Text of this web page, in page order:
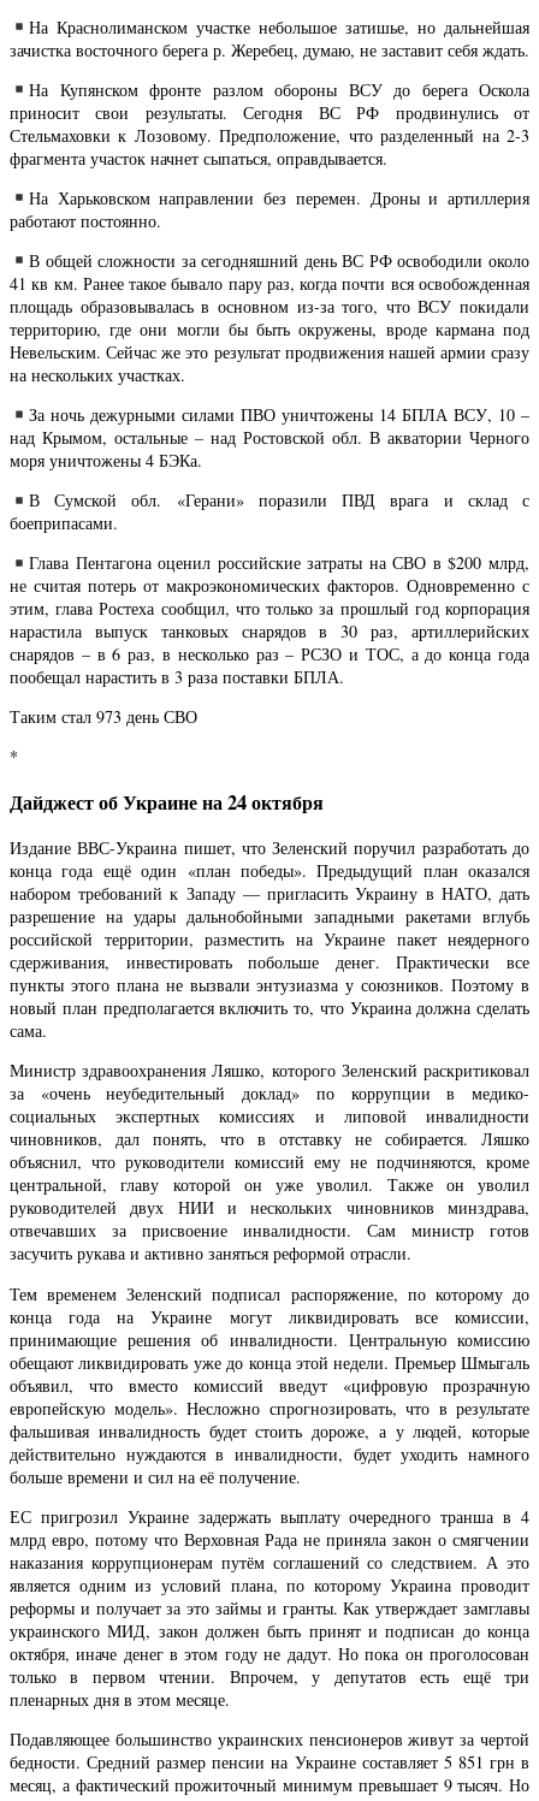
На Краснолиманском участке небольшое затишье, но дальнейшая
зачистка восточного берега р. Жеребец, думаю, не заставит себя ждать.
На Купянском фронте разлом обороны ВСУ до берега Оскола
приносит свои результаты. Сегодня ВС РФ продвинулись от
Стельмаховки к Лозовому. Предположение, что разделенный на 2-3
фрагмента участок начнет сыпаться, оправдывается.
На Харьковском направлении без перемен. Дроны и артиллерия
работают постоянно.
В общей сложности за сегодняшний день ВС РФ освободили около
41 кв км. Ранее такое бывало пару раз, когда почти вся освобожденная
площадь образовывалась в основном из-за того, что ВСУ покидали
территорию, где они могли бы быть окружены, вроде кармана под
Невельским. Сейчас же это результат продвижения нашей армии сразу
на нескольких участках.
За ночь дежурными силами ПВО уничтожены 14 БПЛА ВСУ, 10 –
над Крымом, остальные – над Ростовской обл. В акватории Черного
моря уничтожены 4 БЭКа.
В Сумской обл. «Герани» поразили ПВД врага и склад с
боеприпасами.
Глава Пентагона оценил российские затраты на СВО в $200 млрд,
не считая потерь от макроэкономических факторов. Одновременно с
этим, глава Ростеха сообщил, что только за прошлый год корпорация
нарастила выпуск танковых снарядов в 30 раз, артиллерийских
снарядов – в 6 раз, в несколько раз – РСЗО и ТОС, а до конца года
пообещал нарастить в 3 раза поставки БПЛА.
Таким стал 973 день СВО
*
Дайджест об Украине на 24 октября
Издание ВВС-Украина пишет, что Зеленский поручил разработать до
конца года ещё один «план победы». Предыдущий план оказался
набором требований к Западу — пригласить Украину в НАТО, дать
разрешение на удары дальнобойными западными ракетами вглубь
российской территории, разместить на Украине пакет неядерного
сдерживания, инвестировать побольше денег. Практически все
пункты этого плана не вызвали энтузиазма у союзников. Поэтому в
новый план предполагается включить то, что Украина должна сделать
сама.
Министр здравоохранения Ляшко, которого Зеленский раскритиковал
за «очень неубедительный доклад» по коррупции в медико-
социальных экспертных комиссиях и липовой инвалидности
чиновников, дал понять, что в отставку не собирается. Ляшко
объяснил, что руководители комиссий ему не подчиняются, кроме
центральной, главу которой он уже уволил. Также он уволил
руководителей двух НИИ и нескольких чиновников минздрава,
отвечавших за присвоение инвалидности. Сам министр готов
засучить рукава и активно заняться реформой отрасли.
Тем временем Зеленский подписал распоряжение, по которому до
конца года на Украине могут ликвидировать все комиссии,
принимающие решения об инвалидности. Центральную комиссию
обещают ликвидировать уже до конца этой недели. Премьер Шмыгаль
объявил, что вместо комиссий введут «цифровую прозрачную
европейскую модель». Несложно спрогнозировать, что в результате
фальшивая инвалидность будет стоить дороже, а у людей, которые
действительно нуждаются в инвалидности, будет уходить намного
больше времени и сил на её получение.
ЕС пригрозил Украине задержать выплату очередного транша в 4
млрд евро, потому что Верховная Рада не приняла закон о смягчении
наказания коррупционерам путём соглашений со следствием. А это
является одним из условий плана, по которому Украина проводит
реформы и получает за это займы и гранты. Как утверждает замглавы
украинского МИД, закон должен быть принят и подписан до конца
октября, иначе денег в этом году не дадут. Но пока он проголосован
только в первом чтении. Впрочем, у депутатов есть ещё три
пленарных дня в этом месяце.
Подавляющее большинство украинских пенсионеров живут за чертой
бедности. Средний размер пенсии на Украине составляет 5 851 грн в
месяц, а фактический прожиточный минимум превышает 9 тысяч. Но